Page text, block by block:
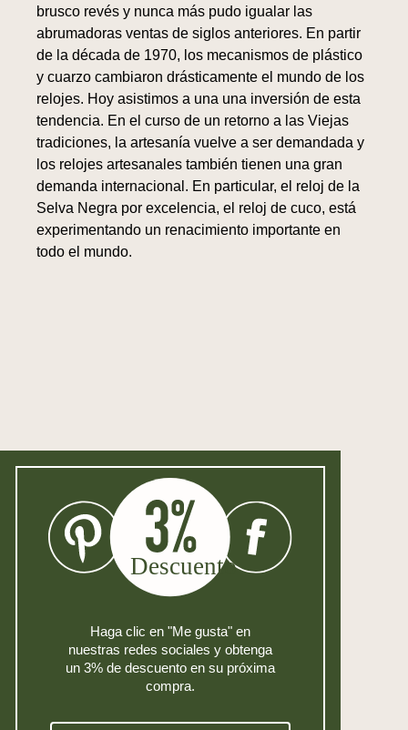
brusco revés y nunca más pudo igualar las
abrumadoras ventas de siglos anteriores. En partir
de la década de 1970, los mecanismos de plástico
y cuarzo cambiaron drásticamente el mundo de los
relojes. Hoy asistimos a una una inversión de esta
tendencia. En el curso de un retorno a las Viejas
tradiciones, la artesanía vuelve a ser demandada y
los relojes artesanales también tienen una gran
demanda internacional. En particular, el reloj de la
Selva Negra por excelencia, el reloj de cuco, está
experimentando un renacimiento importante en
todo el mundo.
Haga clic en "Me gusta" en
nuestras redes sociales y obtenga
un 3% de descuento en su próxima
compra.